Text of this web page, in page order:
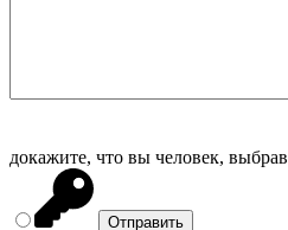
докажите, что вы человек, выбрав